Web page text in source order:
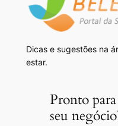
Dicas e sugestões na
estar.
Pronto
seu